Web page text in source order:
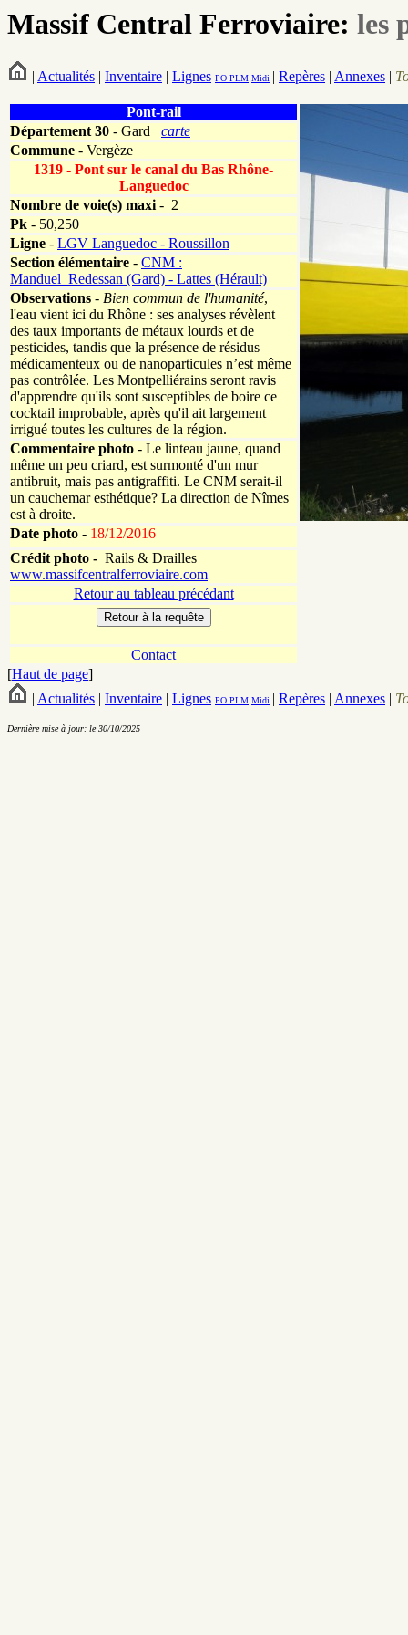
Massif Central Ferroviaire: les
| Actualités | Inventaire | Lignes PO PLM Midi | Repères | Annexes |
Pont-rail
Département30 - Gard carte
Commune - Vergèze
1319 - Pont sur le canal du Bas Rhône-
Languedoc
Nombre de voie(s) maxi- 2
Pk - 50,250
Ligne - LGV Languedoc - Roussillon
Section élémentaire - CNM :
Manduel_Redessan (Gard) - Lattes (Hérault)
Observations - Bien commun de l'humanité,
l'eau vient ici du Rhône : ses analyses révèlent
des taux importants de métaux lourds et de
pesticides, tandis que la présence de résidus
médicamenteux ou de nanoparticules n’est même
pas contrôlée. Les Montpelliérains seront ravis
d'apprendre qu'ils sont susceptibles de boire ce
cocktail improbable, après qu'il ait largement
irrigué toutes les cultures de la région.
Commentaire photo - Le linteau jaune, quand
même un peu criard, est surmonté d'un mur
antibruit, mais pas antigraffiti. Le CNM serait-il
un cauchemar esthétique? La direction de Nîmes
est à droite.
Date photo - 18/12/2016
Crédit photo - Rails & Drailles
www.massifcentralferroviaire.com
Retour au tableau précédant
Contact
[Haut de page]
| Actualités | Inventaire | Lignes PO PLM Midi | Repères | Annexes |
Dernière mise à jour: le 30/10/2025